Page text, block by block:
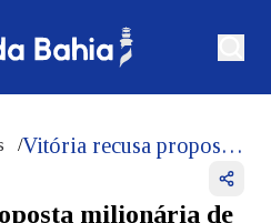
/ Vitória recusa proposta milionária de equipe turca por Janderson; veja valores
milionária de